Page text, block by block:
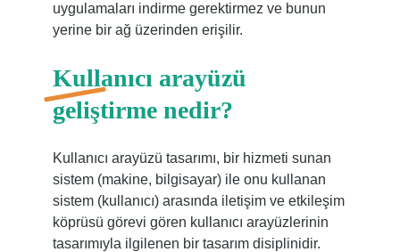
uygulamaları indirme gerektirmez ve bunun
yerine bir ağ üzerinden erişilir.
Kullanıcı arayüzü
geliştirme nedir?
Kullanıcı arayüzü tasarımı, bir hizmeti sunan
sistem (makine, bilgisayar) ile onu kullanan
sistem (kullanıcı) arasında iletişim ve etkileşim
köprüsü görevi gören kullanıcı arayüzlerinin
tasarımıyla ilgilenen bir tasarım disiplinidir.